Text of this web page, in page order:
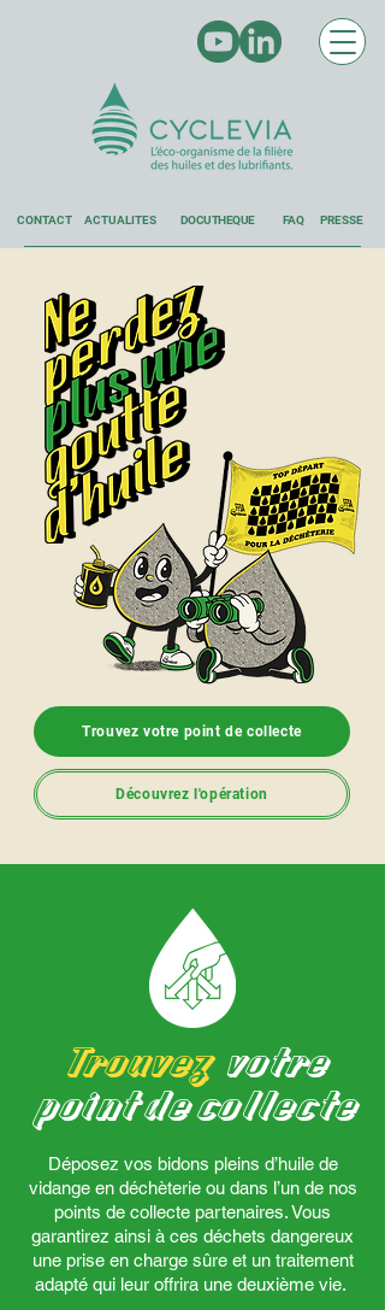
PRESSE
CONTACT ACTUALITÉS DOCUTHÈQUE FAQ
Trouvez votre point de collecte
Découvrez l'opération
Trouvez votre
point de collecte
​Déposez vos bidons pleins d’huile de
vidange en déchèterie ou dans l’un de nos
points de collecte partenaires. Vous
garantirez ainsi à ces déchets dangereux
une prise en charge sûre et un traitement
adapté qui leur offrira une deuxième vie.